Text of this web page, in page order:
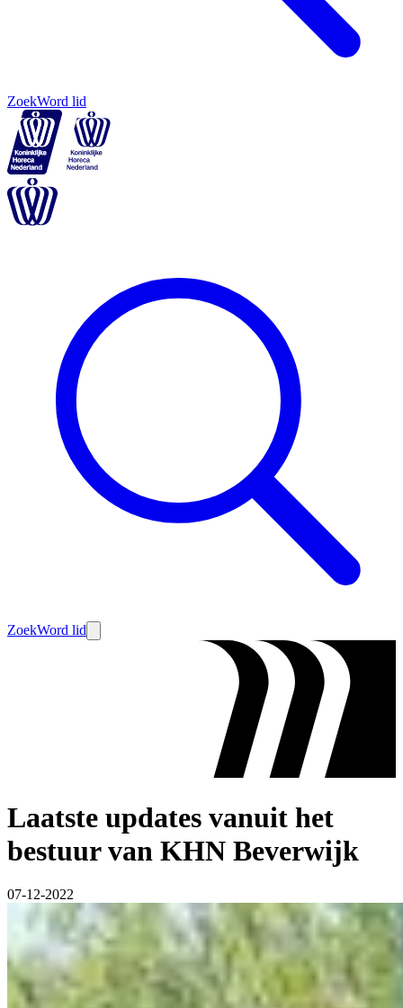
ZoekWord lid
ZoekWord lid
Laatste updates vanuit het
bestuur van KHN Beverwijk
07-12-2022